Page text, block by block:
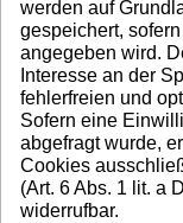
werden auf
gespeichert,
angegeben wird.
Interesse an der
fehlerfreien und
Sofern eine
abgefragt wurde,
Cookies
(Art. 6 Abs. 1 lit. a
widerrufbar.